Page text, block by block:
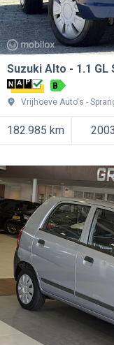
Suzuki Alto 1.1 GL
B
Vrijhoeve Auto's
182.985 km 2003